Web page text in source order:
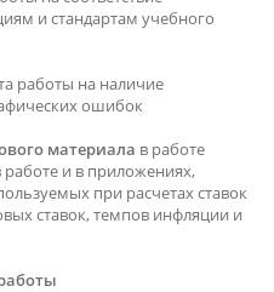
и стандартам учебного
работы на наличие
ошибок
материала в работе
и в приложениях,
при расчетах ставок
ставок, темпов инфляции и